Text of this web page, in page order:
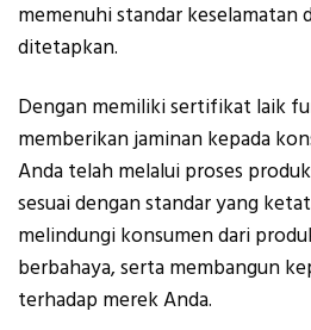
memenuhi standar keselamatan
ditetapkan.
Dengan memiliki sertifikat laik
memberikan jaminan kepada
Anda telah melalui proses
sesuai dengan standar yang
melindungi konsumen dari
berbahaya, serta membangun
terhadap merek Anda.